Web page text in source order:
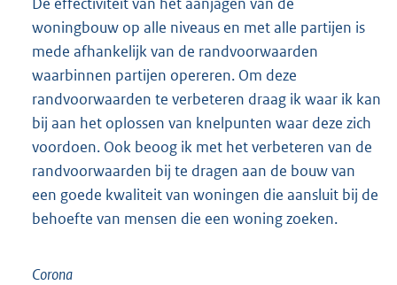
woningbouw op alle niveaus en met alle partijen is
mede afhankelijk van de randvoorwaarden
waarbinnen partijen opereren. Om deze
randvoorwaarden te verbeteren draag ik waar ik kan
bij aan het oplossen van knelpunten waar deze zich
voordoen. Ook beoog ik met het verbeteren van de
randvoorwaarden bij te dragen aan de bouw van
een goede kwaliteit van woningen die aansluit bij de
behoefte van mensen die een woning zoeken.
Corona